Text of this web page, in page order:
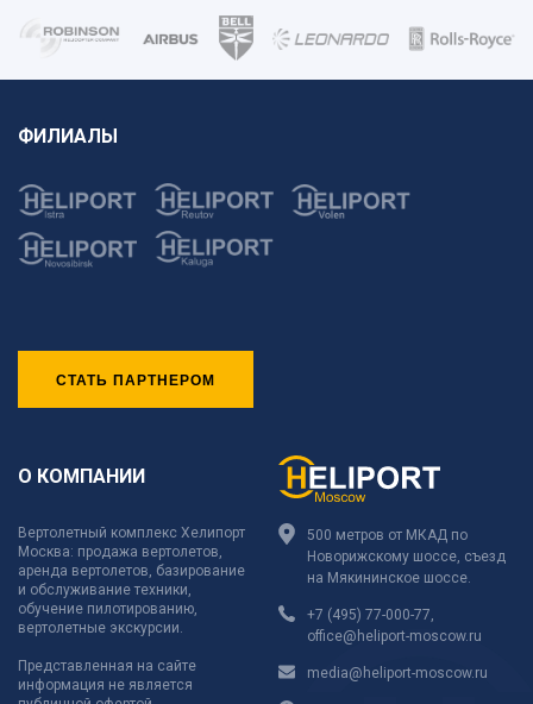
ФИЛИАЛЫ
СТАТЬ ПАРТНЕРОМ
О КОМПАНИИ
Вертолетный комплекс Хелипорт
Москва: продажа вертолетов,
аренда вертолетов, базирование
и обслуживание техники,
обучение пилотированию,
вертолетные экскурсии.
Представленная на сайте
информация не является
500 метров от МКАД по
Новорижскому шоссе, съезд
на Мякининское шоссе.
+7 (495) 77-000-77,
office@heliport-moscow.ru
media@heliport-moscow.ru